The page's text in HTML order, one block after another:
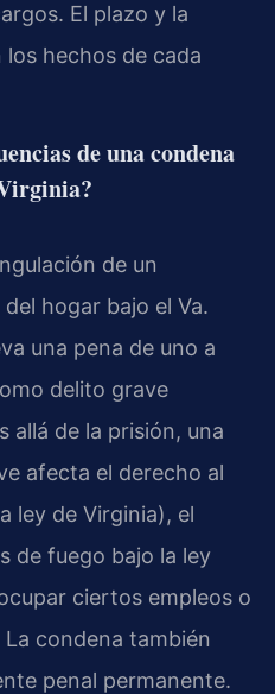
El plazo y la
hechos de cada
de una condena
de un
hogar bajo el Va.
una pena de uno a
delito grave
allá de la prisión, una
afecta el derecho al
ley de Virginia), el
de fuego bajo la ley
ciertos empleos o
condena también
penal permanente.